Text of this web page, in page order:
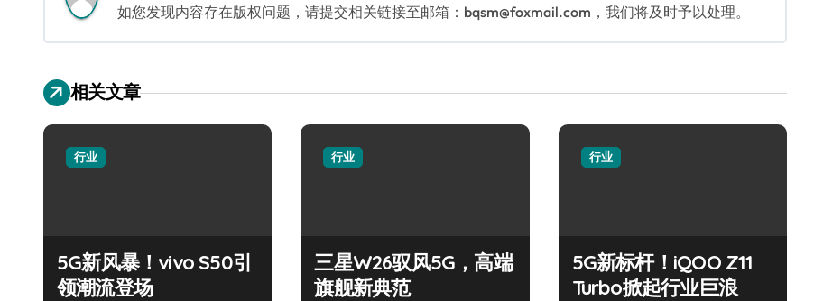
如您发现内容存在版权问题，请提交相关链接至邮箱：bqsm@foxmail.com，我们将及时予以处理。
相关文章
行业
5G新风暴！vivo S50引
领潮流登场
行业
三星W26驭风5G，高端
旗舰新典范
行业
5G新标杆！iQOO Z11
Turbo掀起行业巨浪